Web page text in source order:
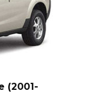
(2001-